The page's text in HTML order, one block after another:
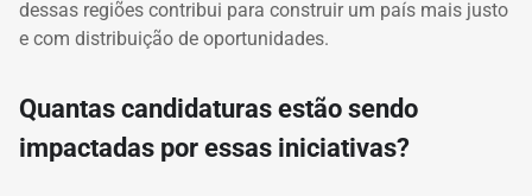
dessas regiões contribui para construir um país mais justo
e com distribuição de oportunidades.
Quantas candidaturas estão sendo
impactadas por essas iniciativas?